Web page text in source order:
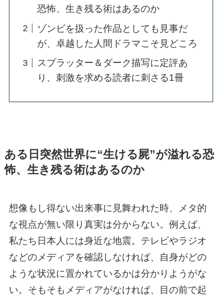
恐怖、生き残る術はあるのか
ゾンビを扱った作品としても見事だ
が、卓越した人間ドラマこそ見どころ
スプラッター＆ダーク描写に定評あ
り、刺激を求める読者に刺さる1冊
ある日突然世界に“生ける屍”が溢れる恐
怖、生き残る術はあるのか
想像もし得ない出来事に見舞われた時、メタ的
な視点が無い限り真実は分からない。例えば、
私たち日本人には身近な地震。テレビやラジオ
などのメディアを確認しなければ、自身がどの
ような状況に置かれているかは分かりようがな
い。そもそもメディアがなければ、目の前で起